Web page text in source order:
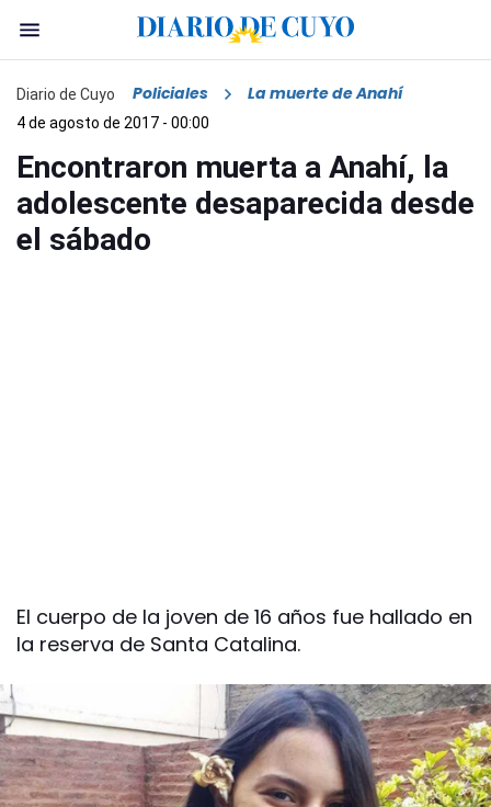
Diario de Cuyo Policiales La muerte de Anahí
4 de agosto de 2017 - 00:00
Encontraron muerta a Anahí, la
adolescente desaparecida desde
el sábado
El cuerpo de la joven de 16 años fue hallado en
la reserva de Santa Catalina.